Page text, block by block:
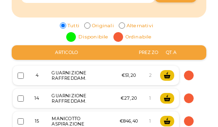
Tutti Originali
Alternativi
Disponibile
Ordinabile
ARTICOLO PREZZO QT.A
4
GUARNIZIONE
RAFFREDDAM.
€51,20
14
GUARNIZIONE
RAFFREDDAM.
€27,20
15
MANICOTTO
ASPIRAZIONE
€846,40